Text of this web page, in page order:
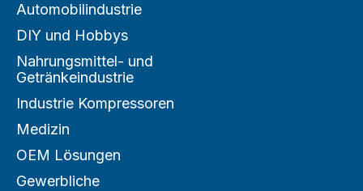
Automobilindustrie
DIY und Hobbys
Nahrungsmittel- und
Getränkeindustrie
Industrie Kompressoren
Medizin
OEM Lösungen
Gewerbliche